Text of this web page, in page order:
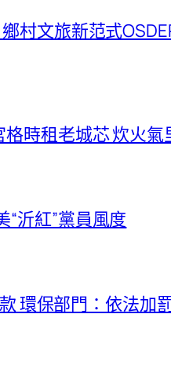
村文旅新范式
時租老城芯 炊火
沂紅”黨員風度
環保部門：依法加